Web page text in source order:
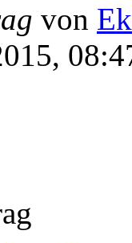
von